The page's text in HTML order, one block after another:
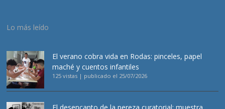
Lo más leído
El verano cobra vida en Rodas: pinceles, papel
maché y cuentos infantiles
125 vistas | publicado el 25/07/2026